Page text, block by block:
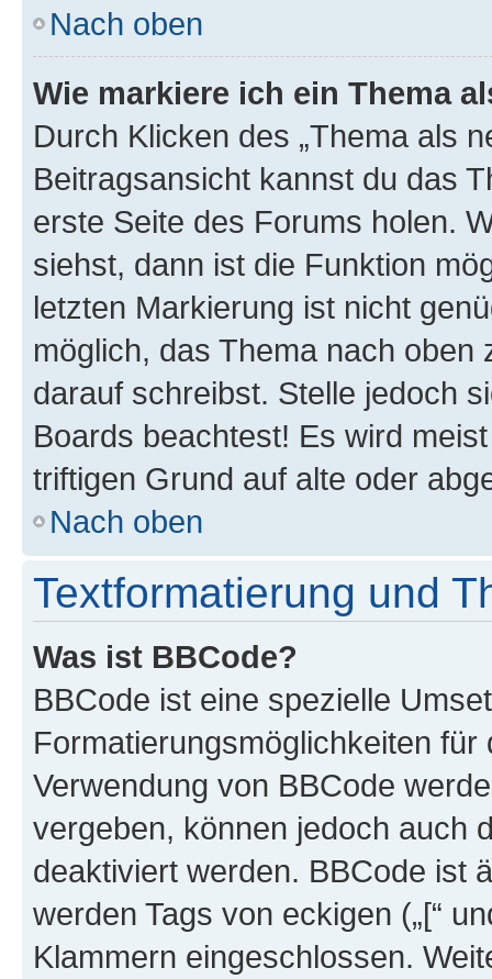
Nach oben
Wie markiere ich ein Thema
Durch Klicken des „Thema als
Beitragsansicht kannst du das
erste Seite des Forums holen.
siehst, dann ist die Funktion
letzten Markierung ist nicht
möglich, das Thema nach oben
darauf schreibst. Stelle jedoch
Boards beachtest! Es wird
triftigen Grund auf alte oder
Nach oben
Textformatierung und
Was ist BBCode?
BBCode ist eine spezielle
Formatierungsmöglichkeiten
Verwendung von BBCode
vergeben, können jedoch auch
deaktiviert werden. BBCode ist
werden Tags von eckigen („[“
Klammern eingeschlossen.